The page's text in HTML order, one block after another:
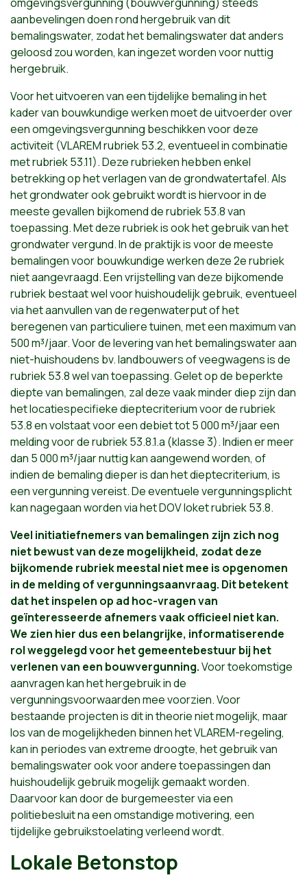
aanbevelingen doen rond hergebruik van dit
bemalingswater, zodat het bemalingswater dat anders
geloosd zou worden, kan ingezet worden voor nuttig
hergebruik.
Voor het uitvoeren van een tijdelijke bemaling in het
kader van bouwkundige werken moet de uitvoerder over
een omgevingsvergunning beschikken voor deze
activiteit (VLAREM rubriek 53.2, eventueel in combinatie
met rubriek 53.11). Deze rubrieken hebben enkel
betrekking op het verlagen van de grondwatertafel. Als
het grondwater ook gebruikt wordt is hiervoor in de
meeste gevallen bijkomend de rubriek 53.8 van
toepassing. Met deze rubriek is ook het gebruik van het
grondwater vergund. In de praktijk is voor de meeste
bemalingen voor bouwkundige werken deze 2e rubriek
niet aangevraagd. Een vrijstelling van deze bijkomende
rubriek bestaat wel voor huishoudelijk gebruik, eventueel
via het aanvullen van de regenwaterput of het
beregenen van particuliere tuinen, met een maximum van
500 m³/jaar. Voor de levering van het bemalingswater aan
niet-huishoudens bv. landbouwers of veegwagens is de
rubriek 53.8 wel van toepassing. Gelet op de beperkte
diepte van bemalingen, zal deze vaak minder diep zijn dan
het locatiespecifieke dieptecriterium voor de rubriek
53.8 en volstaat voor een debiet tot 5 000 m³/jaar een
melding voor de rubriek 53.8.1.a (klasse 3). Indien er meer
dan 5 000 m³/jaar nuttig kan aangewend worden, of
indien de bemaling dieper is dan het dieptecriterium, is
een vergunning vereist. De eventuele vergunningsplicht
kan nagegaan worden via het DOV loket rubriek 53.8.
Veel initiatiefnemers van bemalingen zijn zich nog
niet bewust van deze mogelijkheid, zodat deze
bijkomende rubriek meestal niet mee is opgenomen
in de melding of vergunningsaanvraag. Dit betekent
dat het inspelen op ad hoc-vragen van
geïnteresseerde afnemers vaak officieel niet kan.
We zien hier dus een belangrijke, informatiserende
rol weggelegd voor het gemeentebestuur bij het
verlenen van een bouwvergunning.Voor toekomstige
aanvragen kan het hergebruik in de
vergunningsvoorwaarden mee voorzien. Voor
bestaande projecten is dit in theorie niet mogelijk, maar
los van de mogelijkheden binnen het VLAREM-regeling,
kan in periodes van extreme droogte, het gebruik van
bemalingswater ook voor andere toepassingen dan
huishoudelijk gebruik mogelijk gemaakt worden.
Daarvoor kan door de burgemeester via een
politiebesluit na een omstandige motivering, een
tijdelijke gebruikstoelating verleend wordt.
Lokale Betonstop